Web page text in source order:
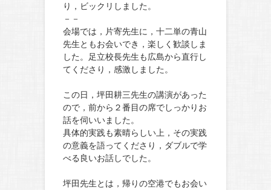
り，ビックリしました。
－－
会場では，片寄先生に，十二単の青山
先生ともお会いでき，楽しく歓談しま
した。足立校長先生も広島から直行し
てくださり，感激しました。
この日，坪田耕三先生の講演があった
ので，前から２番目の席でしっかりお
話を伺いいました。
具体的実践も素晴らしい上，その実践
の意義を語ってくださり，ダブルで学
べる良いお話しでした。
坪田先生とは，帰りの空港でもお会い